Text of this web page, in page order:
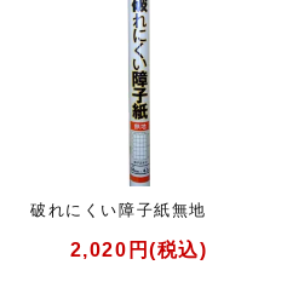
破れにくい障子紙無地
2,020円(税込)